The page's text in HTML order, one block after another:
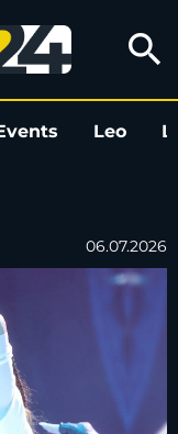
search
Leo
06.07.2026